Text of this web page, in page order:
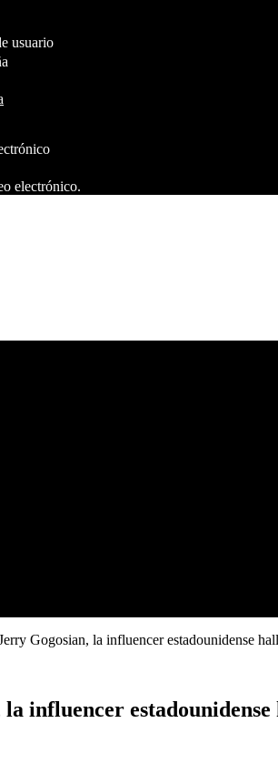
usuario
electrónico.
Gogosian, la influencer estadounidense
influencer